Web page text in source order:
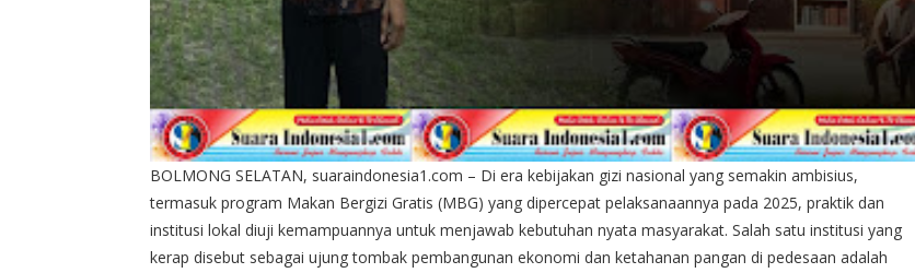
BOLMONG SELATAN, suaraindonesia1.com – Di era kebijakan gizi nasional yang semakin ambisius,
termasuk program Makan Bergizi Gratis (MBG) yang dipercepat pelaksanaannya pada 2025, praktik dan
institusi lokal diuji kemampuannya untuk menjawab kebutuhan nyata masyarakat. Salah satu institusi yang
kerap disebut sebagai ujung tombak pembangunan ekonomi dan ketahanan pangan di pedesaan adalah